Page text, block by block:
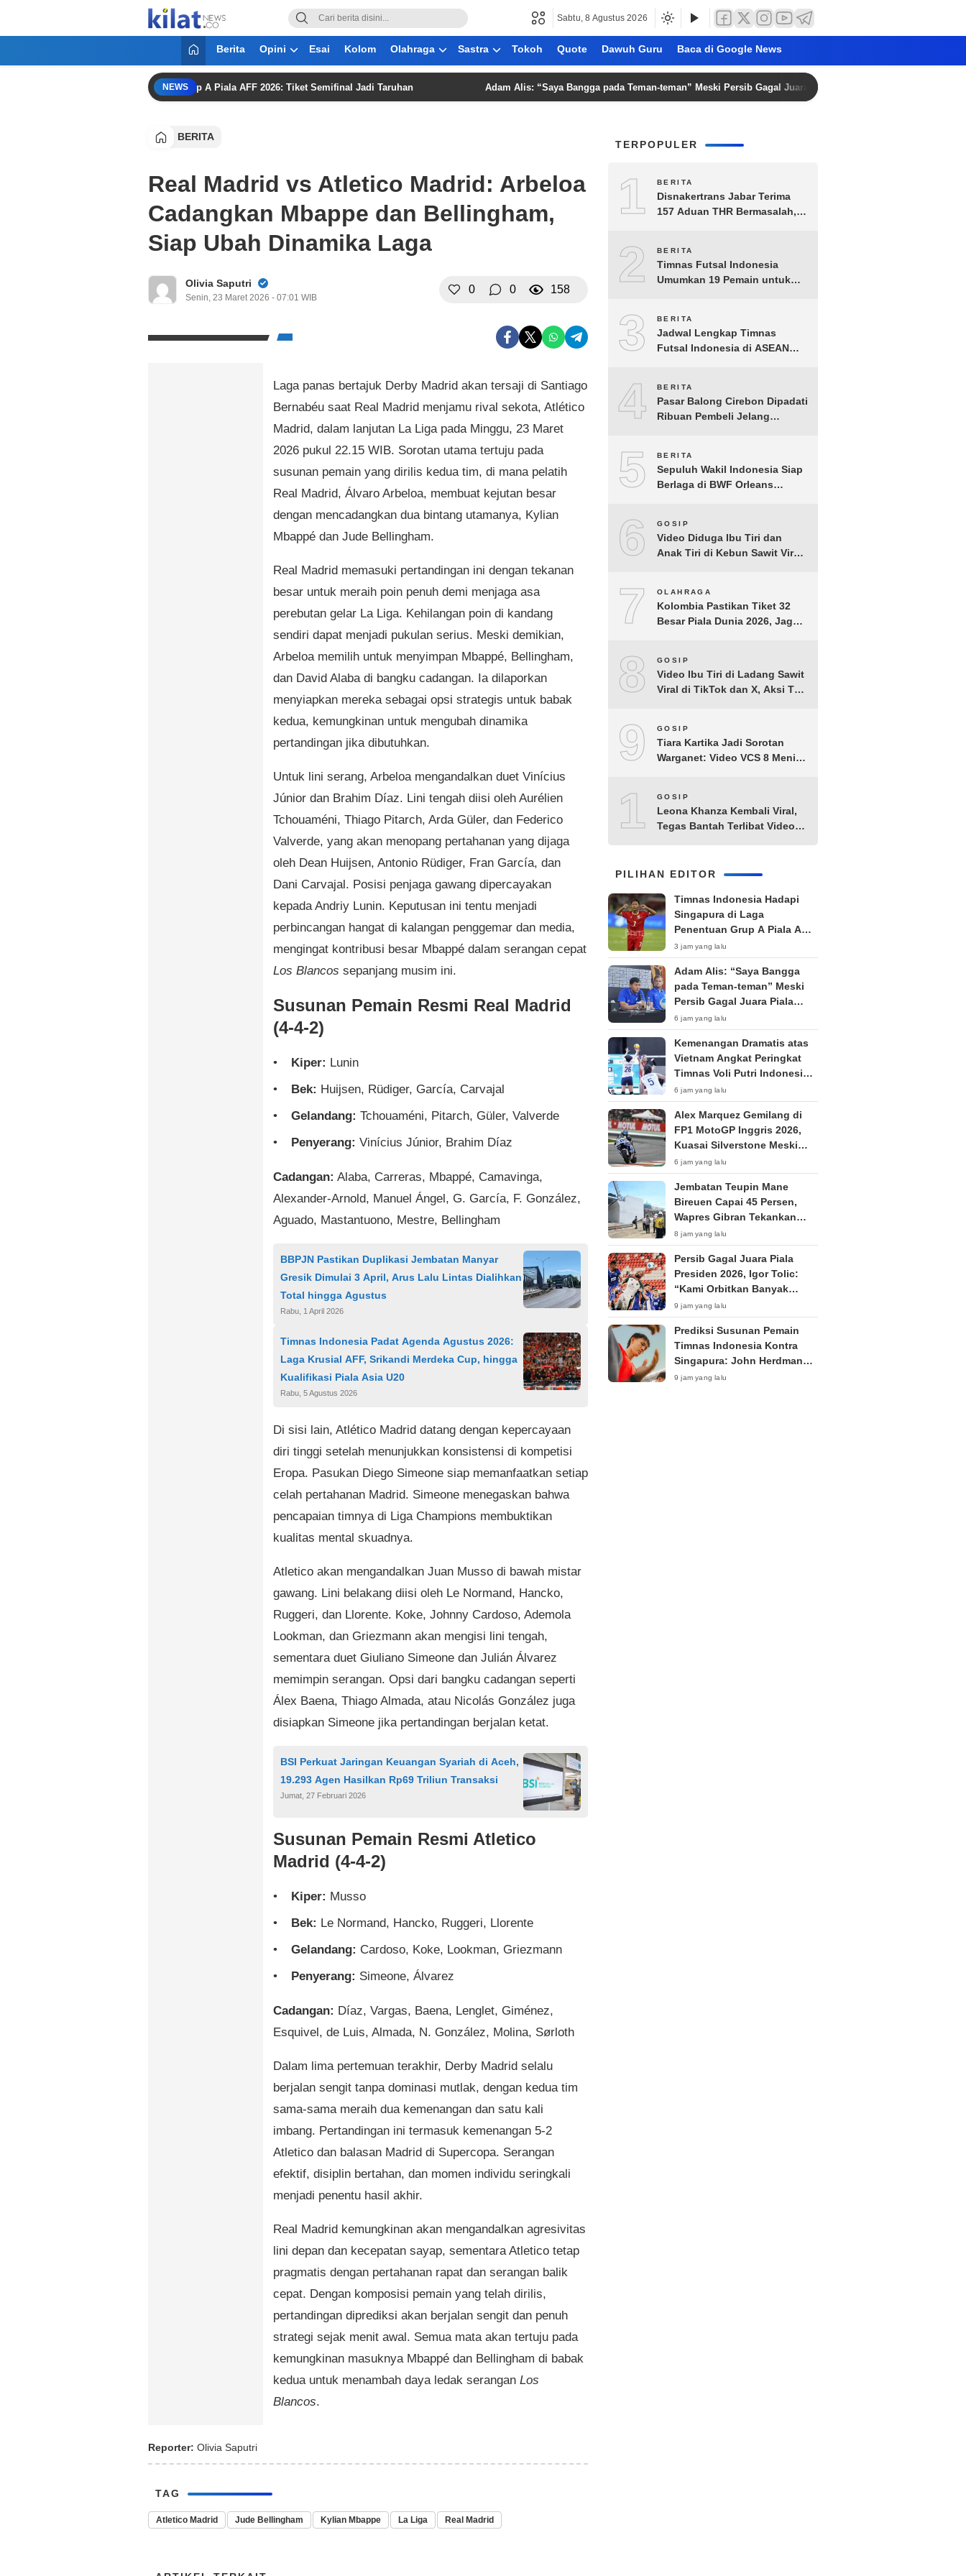
KilatNews.co
Mencerdaskan Anak Bangsa
Sabtu, 8 Agustus 2026
Berita Opini Esai Kolom Olahraga Sastra Tokoh Quote Dawuh Guru Baca di Google News
NEWS
Singapura di Laga Penentuan Grup A Piala AFF 2026: Tiket Semifinal Jadi Taruhan Adam Alis: “Saya Bangga pada Teman-teman” Meski Persib Gagal Juara Piala Presiden 2026
BERITA
Real Madrid vs Atletico Madrid: Arbeloa
Cadangkan Mbappe dan Bellingham,
Siap Ubah Dinamika Laga
Olivia Saputri
Senin, 23 Maret 2026 - 07:01 WIB
0 0 158
Laga panas bertajuk Derby Madrid akan tersaji di Santiago
Bernabéu saat Real Madrid menjamu rival sekota, Atlético
Madrid, dalam lanjutan La Liga pada Minggu, 23 Maret
2026 pukul 22.15 WIB. Sorotan utama tertuju pada
susunan pemain yang dirilis kedua tim, di mana pelatih
Real Madrid, Álvaro Arbeloa, membuat kejutan besar
dengan mencadangkan dua bintang utamanya, Kylian
Mbappé dan Jude Bellingham.
Real Madrid memasuki pertandingan ini dengan tekanan
besar untuk meraih poin penuh demi menjaga asa
perebutan gelar La Liga. Kehilangan poin di kandang
sendiri dapat menjadi pukulan serius. Meski demikian,
Arbeloa memilih untuk menyimpan Mbappé, Bellingham,
dan David Alaba di bangku cadangan. Ia dilaporkan
menyiapkan mereka sebagai opsi strategis untuk babak
kedua, kemungkinan untuk mengubah dinamika
pertandingan jika dibutuhkan.
Untuk lini serang, Arbeloa mengandalkan duet Vinícius
Júnior dan Brahim Díaz. Lini tengah diisi oleh Aurélien
Tchouaméni, Thiago Pitarch, Arda Güler, dan Federico
Valverde, yang akan menopang pertahanan yang dijaga
oleh Dean Huijsen, Antonio Rüdiger, Fran García, dan
Dani Carvajal. Posisi penjaga gawang dipercayakan
kepada Andriy Lunin. Keputusan ini tentu menjadi
perbincangan hangat di kalangan penggemar dan media,
mengingat kontribusi besar Mbappé dalam serangan cepat
Los Blancos sepanjang musim ini.
Susunan Pemain Resmi Real Madrid
(4-4-2)
Kiper: Lunin
Bek: Huijsen, Rüdiger, García, Carvajal
Gelandang: Tchouaméni, Pitarch, Güler, Valverde
Penyerang: Vinícius Júnior, Brahim Díaz
Cadangan: Alaba, Carreras, Mbappé, Camavinga,
Alexander-Arnold, Manuel Ángel, G. García, F. González,
Aguado, Mastantuono, Mestre, Bellingham
BBPJN Pastikan Duplikasi Jembatan Manyar
Gresik Dimulai 3 April, Arus Lalu Lintas Dialihkan
Total hingga Agustus
Rabu, 1 April 2026
Timnas Indonesia Padat Agenda Agustus 2026:
Laga Krusial AFF, Srikandi Merdeka Cup, hingga
Kualifikasi Piala Asia U20
Rabu, 5 Agustus 2026
Di sisi lain, Atlético Madrid datang dengan kepercayaan
diri tinggi setelah menunjukkan konsistensi di kompetisi
Eropa. Pasukan Diego Simeone siap memanfaatkan setiap
celah pertahanan Madrid. Simeone menegaskan bahwa
pencapaian timnya di Liga Champions membuktikan
kualitas mental skuadnya.
Atletico akan mengandalkan Juan Musso di bawah mistar
gawang. Lini belakang diisi oleh Le Normand, Hancko,
Ruggeri, dan Llorente. Koke, Johnny Cardoso, Ademola
Lookman, dan Griezmann akan mengisi lini tengah,
sementara duet Giuliano Simeone dan Julián Álvarez
memimpin serangan. Opsi dari bangku cadangan seperti
Álex Baena, Thiago Almada, atau Nicolás González juga
disiapkan Simeone jika pertandingan berjalan ketat.
BSI Perkuat Jaringan Keuangan Syariah di Aceh,
19.293 Agen Hasilkan Rp69 Triliun Transaksi
Jumat, 27 Februari 2026
Susunan Pemain Resmi Atletico
Madrid (4-4-2)
Kiper: Musso
Bek: Le Normand, Hancko, Ruggeri, Llorente
Gelandang: Cardoso, Koke, Lookman, Griezmann
Penyerang: Simeone, Álvarez
Cadangan: Díaz, Vargas, Baena, Lenglet, Giménez,
Esquivel, de Luis, Almada, N. González, Molina, Sørloth
Dalam lima pertemuan terakhir, Derby Madrid selalu
berjalan sengit tanpa dominasi mutlak, dengan kedua tim
sama-sama meraih dua kemenangan dan satu kali
imbang. Pertandingan ini termasuk kemenangan 5-2
Atletico dan balasan Madrid di Supercopa. Serangan
efektif, disiplin bertahan, dan momen individu seringkali
menjadi penentu hasil akhir.
Real Madrid kemungkinan akan mengandalkan agresivitas
lini depan dan kecepatan sayap, sementara Atletico tetap
pragmatis dengan pertahanan rapat dan serangan balik
cepat. Dengan komposisi pemain yang telah dirilis,
pertandingan diprediksi akan berjalan sengit dan penuh
strategi sejak menit awal. Semua mata akan tertuju pada
kemungkinan masuknya Mbappé dan Bellingham di babak
kedua untuk menambah daya ledak serangan Los
Blancos.
Reporter: Olivia Saputri
TAG
Atletico Madrid Jude Bellingham Kylian Mbappe La Liga Real Madrid
TERPOPULER
1 BERITA
Disnakertrans Jabar Terima
157 Aduan THR Bermasalah,
2 BERITA
Timnas Futsal Indonesia
Umumkan 19 Pemain untuk
3 BERITA
Jadwal Lengkap Timnas
Futsal Indonesia di ASEAN
4 BERITA
Pasar Balong Cirebon Dipadati
Ribuan Pembeli Jelang
5 BERITA
Sepuluh Wakil Indonesia Siap
Berlaga di BWF Orleans
6 GOSIP
Video Diduga Ibu Tiri dan
Anak Tiri di Kebun Sawit Viral,
7 OLAHRAGA
Kolombia Pastikan Tiket 32
Besar Piala Dunia 2026, Jaga
8 GOSIP
Video Ibu Tiri di Ladang Sawit
Viral di TikTok dan X, Aksi Tak
9 GOSIP
Tiara Kartika Jadi Sorotan
Warganet: Video VCS 8 Menit
10
GOSIP
Leona Khanza Kembali Viral,
Tegas Bantah Terlibat Video
PILIHAN EDITOR
Timnas Indonesia Hadapi
Singapura di Laga
Penentuan Grup A Piala AFF
2026: Tiket Semifinal Jadi
Taruhan
3 jam yang lalu
Adam Alis: “Saya Bangga
pada Teman-teman” Meski
Persib Gagal Juara Piala
Presiden 2026
6 jam yang lalu
Kemenangan Dramatis atas
Vietnam Angkat Peringkat
Timnas Voli Putri Indonesia
ke Posisi 53 Dunia
6 jam yang lalu
Alex Marquez Gemilang di
FP1 MotoGP Inggris 2026,
Kuasai Silverstone Meski
Sempat Terkendala Motor
6 jam yang lalu
Jembatan Teupin Mane
Bireuen Capai 45 Persen,
Wapres Gibran Tekankan
Kualitas Pembangunan
8 jam yang lalu
Persib Gagal Juara Piala
Presiden 2026, Igor Tolic:
“Kami Orbitkan Banyak
Pemain Muda”
9 jam yang lalu
Prediksi Susunan Pemain
Timnas Indonesia Kontra
Singapura: John Herdman
Siapkan Kejutan di Laga
9 jam yang lalu